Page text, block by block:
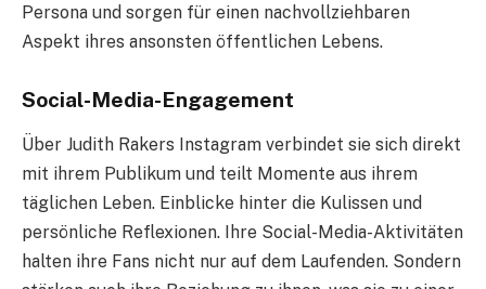
Persona und sorgen für einen nachvollziehbaren
Aspekt ihres ansonsten öffentlichen Lebens.
Social-Media-Engagement
Über Judith Rakers Instagram verbindet sie sich direkt
mit ihrem Publikum und teilt Momente aus ihrem
täglichen Leben. Einblicke hinter die Kulissen und
persönliche Reflexionen. Ihre Social-Media-Aktivitäten
halten ihre Fans nicht nur auf dem Laufenden. Sondern